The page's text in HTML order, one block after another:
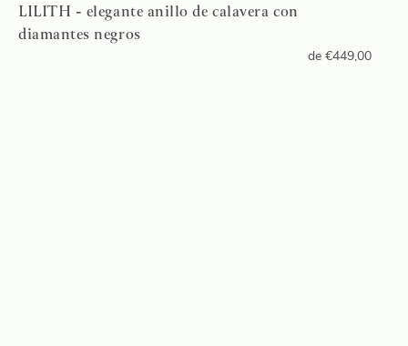
LILITH - elegante anillo de calavera con
diamantes negros
de €449,00